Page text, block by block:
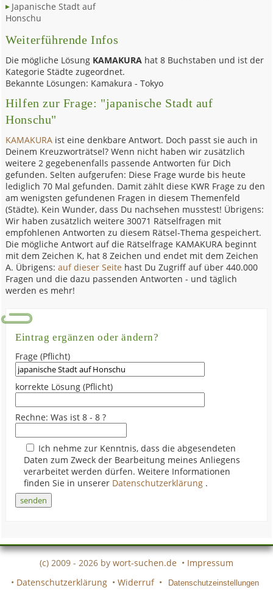
Japanische Stadt auf
Honschu
Weiterführende Infos
Die mögliche Lösung KAMAKURA hat 8 Buchstaben und ist der
Kategorie Städte zugeordnet.
Bekannte Lösungen: Kamakura - Tokyo
Hilfen zur Frage: "japanische Stadt auf
Honschu"
KAMAKURA ist eine denkbare Antwort. Doch passt sie auch in
Deinem Kreuzworträtsel? Wenn nicht haben wir zusätzlich
weitere 2 gegebenenfalls passende Antworten für Dich
gefunden. Selten aufgerufen: Diese Frage wurde bis heute
lediglich 70 Mal gefunden. Damit zählt diese KWR Frage zu den
am wenigsten gefundenen Fragen in diesem Themenfeld
(Städte). Kein Wunder, dass Du nachsehen musstest! Übrigens:
Wir haben zusätzlich weitere 30071 Rätselfragen mit
empfohlenen Antworten zu diesem Rätsel-Thema gespeichert.
Die mögliche Antwort auf die Rätselfrage KAMAKURA beginnt
mit dem Zeichen K, hat 8 Zeichen und endet mit dem Zeichen
A. Übrigens:auf dieser Seite hast Du Zugriff auf über 440.000
Fragen und die dazu passenden Antworten - und täglich
werden es mehr!
Eintrag ergänzen oder ändern?
Frage (Pflicht)
korrekte Lösung (Pflicht)
Rechne: Was ist 8 - 8 ?
Ich nehme zur Kenntnis, dass die abgesendeten
Daten zum Zweck der Bearbeitung meines Anliegens
verarbeitet werden dürfen. Weitere Informationen
finden Sie in unserer Datenschutzerklärung .
(c) 2009 - 2026 by wort-suchen.de • Impressum
• Datenschutzerklärung • Widerruf • Datenschutzeinstellungen